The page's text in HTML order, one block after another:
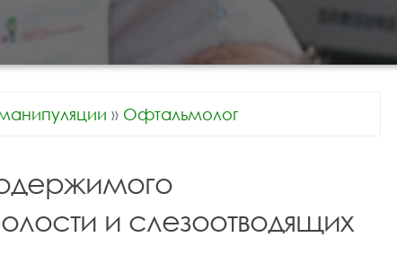
» Офтальмолог
и слезоотводящих